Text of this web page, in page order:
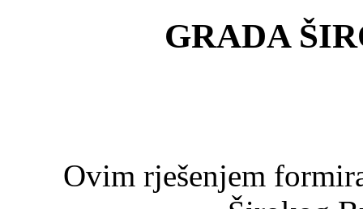
GRADA
Ovim rješenjem